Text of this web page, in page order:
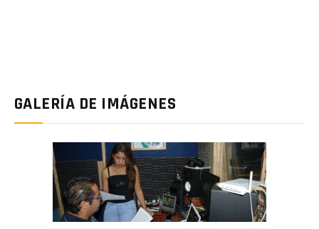
GALERÍA DE IMÁGENES